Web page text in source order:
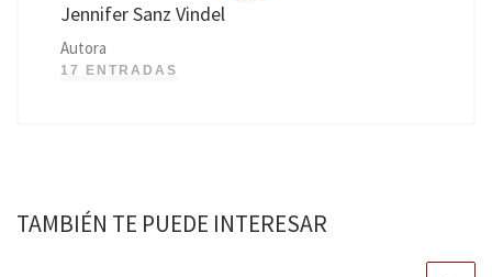
Jennifer Sanz Vindel
Autora
17 ENTRADAS
TAMBIÉN TE PUEDE INTERESAR